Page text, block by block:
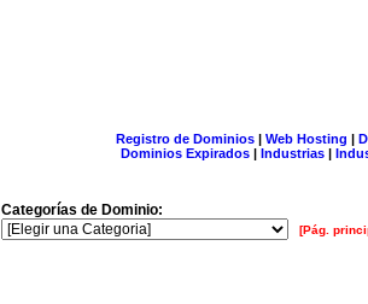
Registro de Dominios| Web Hosting |
Dominios Expirados | Industrias |
Categorías de Dominio:
[Pág.